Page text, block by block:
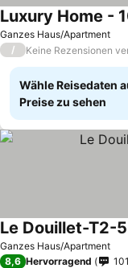
Ganzes Haus/Apartment
Luxury Home -
/ Keine Rezensionen
Wähle Reisedaten
Preise zu sehen
Ganzes Haus/Apartment
Le Douillet-T2-
8,6 Hervorragend 101